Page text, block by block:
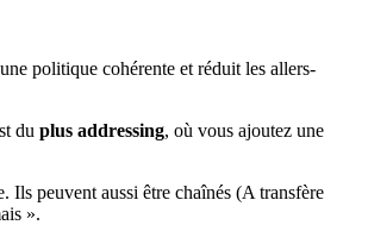
politique cohérente et réduit les allers-
du plus addressing, où vous ajoutez une
peuvent aussi être chaînés (A transfère
».